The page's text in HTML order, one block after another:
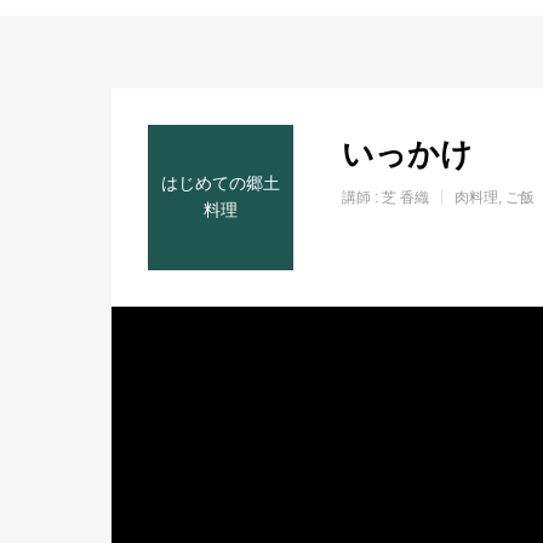
はじめての郷土
料理
いっかけ
講師 : 芝 香織 肉料理 ご飯